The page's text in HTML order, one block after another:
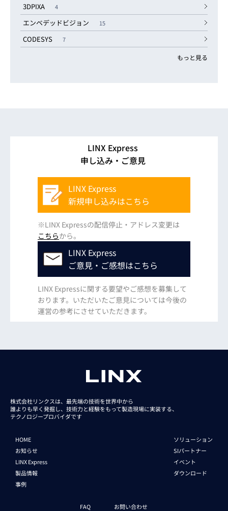
3DPIXA 4
エンベデッドビジョン 15
CODESYS 7
もっと見る
LINX Express
申し込み・ご意見
LINX Express
新規申し込みはこちら
※LINX Expressの配信停止・アドレス変更は
こちらから。
LINX Express
ご意見・ご感想はこちら
LINX Expressに関する要望やご感想を募集して
おります。いただいたご意見については今後の
運営の参考にさせていただきます。
株式会社リンクスは、最先端の技術を世界中から
誰よりも早く発掘し、技術力と経験をもって製造現場に実装する、
テクノロジープロバイダです
HOME
お知らせ
LINX Express
製品情報
事例
ソリューション
SIパートナー
イベント
ダウンロード
FAQ お問い合わせ